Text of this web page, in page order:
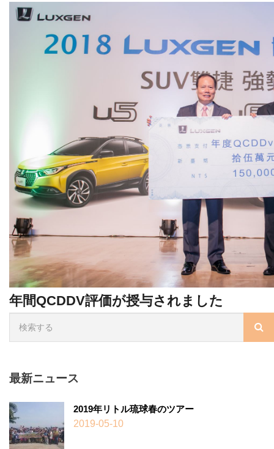
年間QCDDV評価が授与されました
最新ニュース
2019年リトル琉球春のツアー
2019-05-10